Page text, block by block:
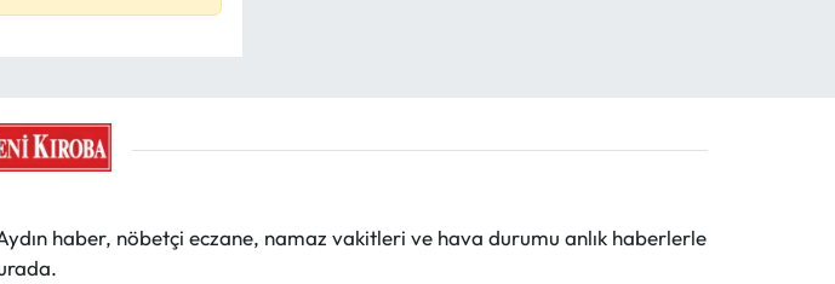
haber, nöbetçi eczane, namaz vakitleri ve hava durumu anlık haberlerle